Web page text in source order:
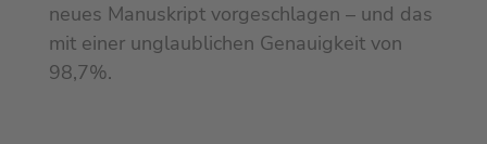
neues Manuskript vorgeschlagen – und das
mit einer unglaublichen Genauigkeit von
98,7%.